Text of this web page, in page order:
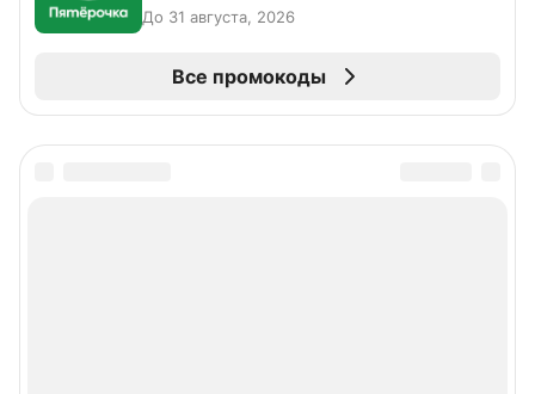
До 31 августа, 2026
Все промокоды